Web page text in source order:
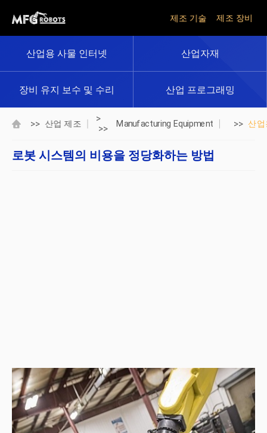
제조 기술 제조 장비
산업용 사물 인터넷 산업자재
장비 유지 보수 및 수리 산업 프로그래밍
>> 산업 제조
>
>>
Manufacturing Equipment >> 산업
로봇 시스템의 비용을 정당화하는 방법